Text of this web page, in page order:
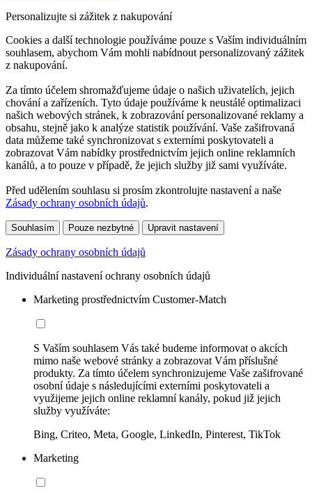
Personalizujte si zážitek z nakupování
Cookies a další technologie používáme pouze s Vaším individuálním
souhlasem, abychom Vám mohli nabídnout personalizovaný zážitek
z nakupování.
Za tímto účelem shromažďujeme údaje o našich uživatelích, jejich
chování a zařízeních. Tyto údaje používáme k neustálé optimalizaci
našich webových stránek, k zobrazování personalizované reklamy a
obsahu, stejně jako k analýze statistik používání. Vaše zašifrovaná
data můžeme také synchronizovat s externími poskytovateli a
zobrazovat Vám nabídky prostřednictvím jejich online reklamních
kanálů, a to pouze v případě, že jejich služby již sami využíváte.
Před udělením souhlasu si prosím zkontrolujte nastavení a naše
Zásady ochrany osobních údajů.
Souhlasím Pouze nezbytné Upravit nastavení
Zásady ochrany osobních údajů
Individuální nastavení ochrany osobních údajů
Marketing prostřednictvím Customer-Match
S Vaším souhlasem Vás také budeme informovat o akcích
mimo naše webové stránky a zobrazovat Vám příslušné
produkty. Za tímto účelem synchronizujeme Vaše zašifrované
osobní údaje s následujícími externími poskytovateli a
využijeme jejich online reklamní kanály, pokud již jejich
služby využíváte:
Bing, Criteo, Meta, Google, LinkedIn, Pinterest, TikTok
Marketing